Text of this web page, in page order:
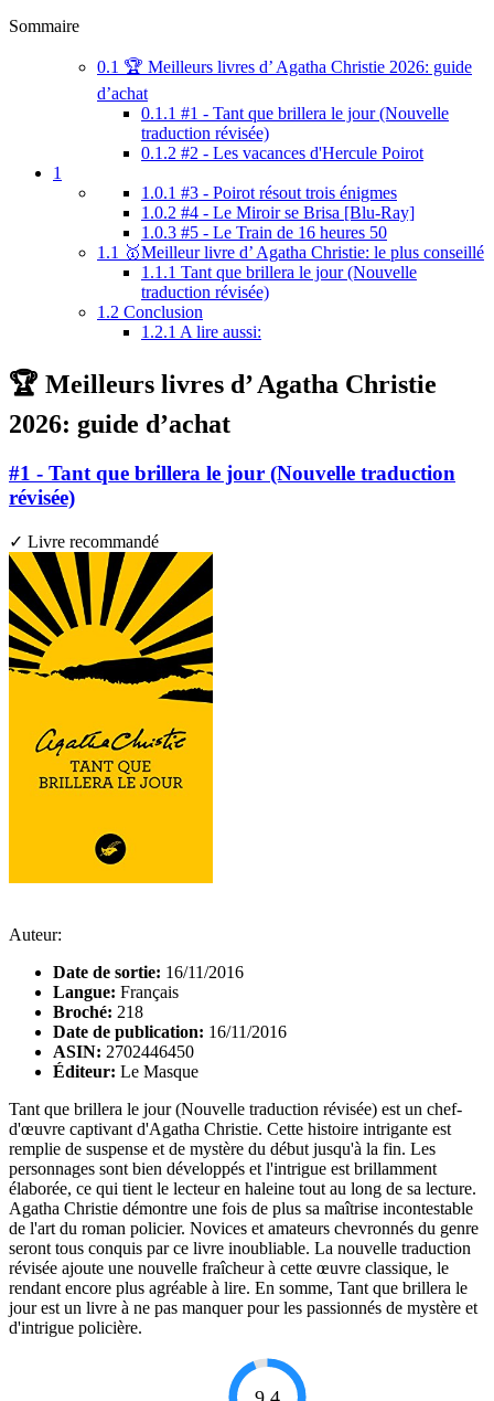
Sommaire
0.1 🏆 Meilleurs livres d’ Agatha Christie 2026: guide
d’achat
0.1.1 #1 - Tant que brillera le jour (Nouvelle
traduction révisée)
0.1.2 #2 - Les vacances d'Hercule Poirot
1
1.0.1 #3 - Poirot résout trois énigmes
1.0.2 #4 - Le Miroir se Brisa [Blu-Ray]
1.0.3 #5 - Le Train de 16 heures 50
1.1 🥇Meilleur livre d’ Agatha Christie: le plus conseillé
1.1.1 Tant que brillera le jour (Nouvelle
traduction révisée)
1.2 Conclusion
1.2.1 A lire aussi:
🏆 Meilleurs livres d’ Agatha Christie
2026: guide d’achat
#1 - Tant que brillera le jour (Nouvelle traduction
révisée)
✓ Livre recommandé
Auteur:
Date de sortie: 16/11/2016
Langue: Français
Broché: 218
Date de publication: 16/11/2016
ASIN: 2702446450
Éditeur: Le Masque
Tant que brillera le jour (Nouvelle traduction révisée) est un chef-
d'œuvre captivant d'Agatha Christie. Cette histoire intrigante est
remplie de suspense et de mystère du début jusqu'à la fin. Les
personnages sont bien développés et l'intrigue est brillamment
élaborée, ce qui tient le lecteur en haleine tout au long de sa lecture.
Agatha Christie démontre une fois de plus sa maîtrise incontestable
de l'art du roman policier. Novices et amateurs chevronnés du genre
seront tous conquis par ce livre inoubliable. La nouvelle traduction
révisée ajoute une nouvelle fraîcheur à cette œuvre classique, le
rendant encore plus agréable à lire. En somme, Tant que brillera le
jour est un livre à ne pas manquer pour les passionnés de mystère et
d'intrigue policière.